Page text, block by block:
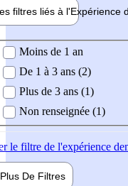
filtres liés à l'Expérience
demandée
Moins de 1 an
De 1 à 3 ans (2)
Plus de 3 ans (1)
Non renseignée (1)
le filtre de l'expérience
Plus De Filtres